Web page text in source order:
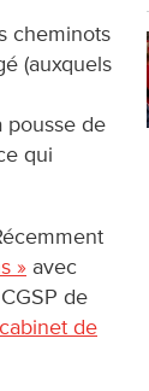
cheminots
(auxquels
pousse de
qui
» avec
de
de